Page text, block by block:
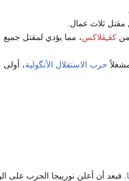
ثلاث عمال.
منكڤـِڤلاكس، مما يؤدي لمقتل جميع
حرب الاستقلال الأنگولية، أولى
. فبعد أن أعلن نورييجا الحرب على